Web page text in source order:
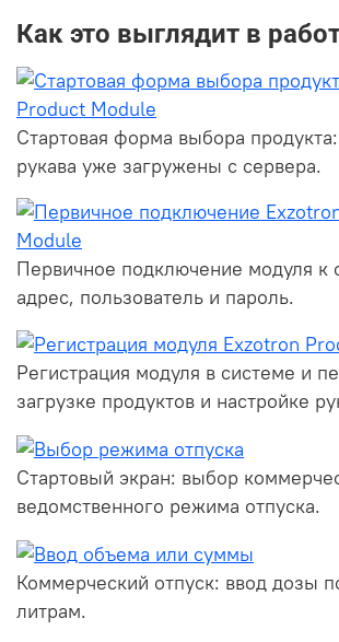
Как это выглядит в
Стартовая форма выбора
рукава уже загружены с сервера.
Первичное подключение модуля к
адрес, пользователь и пароль.
Регистрация модуля в системе и
загрузке продуктов и настройке
Стартовый экран: выбор
ведомственного режима отпуска.
Коммерческий отпуск: ввод дозы
литрам.